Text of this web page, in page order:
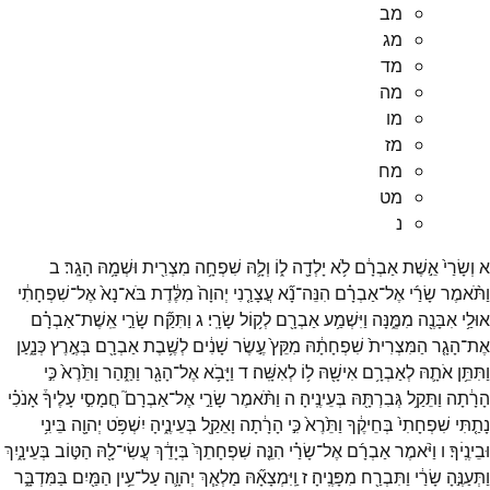
מב
מג
מד
מה
מו
מז
מח
מט
נ
א וְשָׂרַי֙אֵ֣שֶׁתאַבְרָ֔ם לֹ֥א יָלְדָ֖ה ל֑וֹ וְלָ֛הּ שִׁפְחָ֥ה מִצְרִ֖ית וּשְׁמָ֥הּ הָגָֽר׃ ב
וַתֹּ֨אמֶר שָׂרַ֜י אֶל־אַבְרָ֗ם הִנֵּה־נָ֞אעֲצָרַ֤נִי יְהוָה֙ מִלֶּ֔דֶת בֹּא־נָא֙אֶל־שִׁפְחָתִ֔י
אוּלַ֥י אִבָּנֶ֖ה מִמֶּ֑נָּה וַיִּשְׁמַ֥עאַבְרָ֖ם לְק֥וֹל שָׂרָֽי׃ ג וַתִּקַּ֞ח שָׂרַ֣י אֵֽשֶׁת־אַבְרָ֗ם
אֶת־הָגָ֤ר הַמִּצְרִית֙ שִׁפְחָתָ֔הּ מִקֵּץ֙עֶ֣שֶׂר שָׁנִ֔ים לְשֶׁ֥בֶתאַבְרָ֖ם בְּאֶ֣רֶץכְּנָ֑עַן
וַתִּתֵּ֥ן אֹתָ֛הּ לְאַבְרָ֥ם אִישָׁ֖הּ ל֥וֹ לְאִשָּֽׁה׃ ד וַיָּבֹ֥אאֶל־הָגָ֖ר וַתַּ֑הַר וַתֵּ֙רֶא֙כִּ֣י
הָרָ֔תָה וַתֵּקַ֥לגְּבִרְתָּ֖הּ בְּעֵינֶֽיהָ׃ ה וַתֹּ֨אמֶר שָׂרַ֣י אֶל־אַבְרָם֮ חֲמָסִ֣י עָלֶיךָ֒אָנֹכִ֗י
נָתַ֤תִּי שִׁפְחָתִי֙ בְּחֵיקֶ֔ךָ וַתֵּ֙רֶא֙כִּ֣י הָרָ֔תָה וָאֵקַ֖ל בְּעֵינֶ֑יהָ יִשְׁפֹּ֥ט יְהוָ֖ה בֵּינִ֥י
וּבֵינֶֽיׄךָ׃ ו וַיֹּ֨אמֶראַבְרָ֜ם אֶל־שָׂרַ֗י הִנֵּ֤ה שִׁפְחָתֵךְ֙ בְּיָדֵ֔ךְעֲשִׂי־לָ֖הּ הַטּ֣וֹב בְּעֵינָ֑יִךְ
וַתְּעַנֶּ֣הָ שָׂרַ֔י וַתִּבְרַ֖ח מִפָּנֶֽיהָ׃ ז וַֽיִּמְצָאָ֞הּ מַלְאַ֧ךְ יְהוָ֛ה עַל־עֵ֥ין הַמַּ֖יִם בַּמִּדְבָּ֑ר